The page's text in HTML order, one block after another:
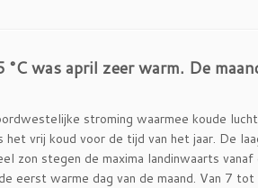
was april zeer warm. De
stroming waarmee koude
vrij koud voor de tijd van het jaar. De
zon stegen de maxima landinwaarts vanaf
eerst warme dag van de maand. Van 7